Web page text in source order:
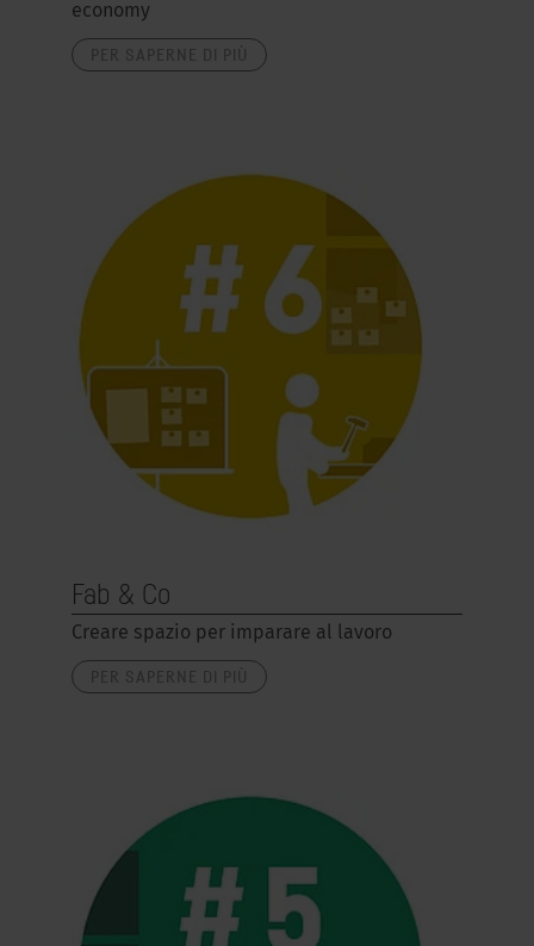
economy
Fab & Co
Creare spazio per imparare al lavoro